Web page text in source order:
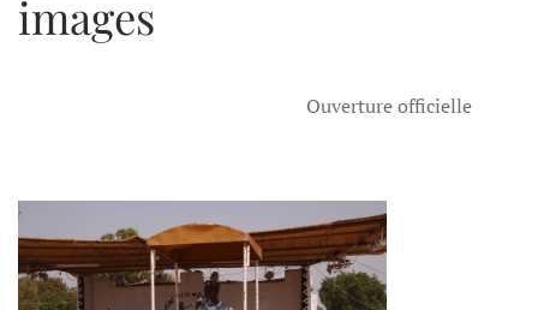
images
Ouverture officielle